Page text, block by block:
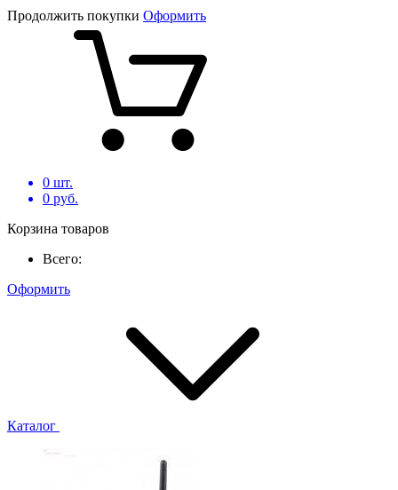
Продолжить покупки Оформить
0 шт.
0 руб.
Корзина товаров
Всего:
Оформить
Каталог